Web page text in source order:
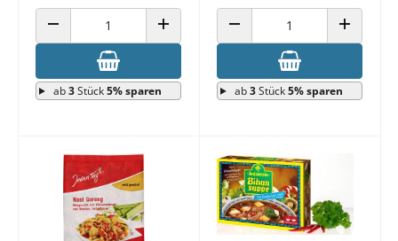
ANZAHL VERRINGERN ANZAHL ERHÖHEN
ab3Stück5% sparen
ANZAHL VERRINGERN ANZAHL
ab3Stück5% sparen